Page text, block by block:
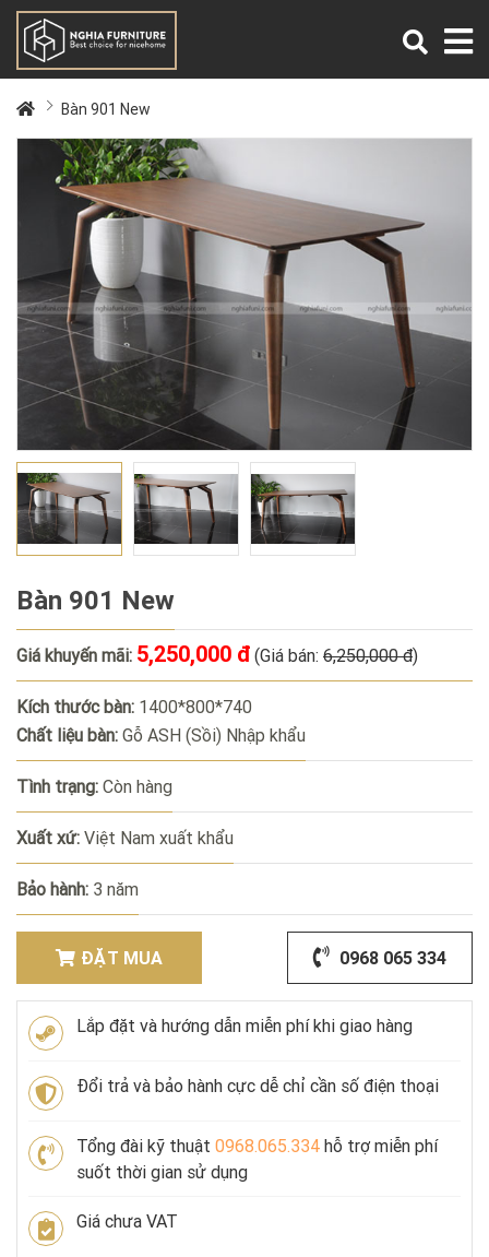
Bàn 901 New
Bàn 901 New
Giá khuyến mãi: 5,250,000 đ (Giá bán: 6,250,000 đ)
Kích thước bàn: 1400*800*740
Chất liệu bàn: Gỗ ASH (Sồi) Nhập khẩu
Tình trạng: Còn hàng
Xuất xứ: Việt Nam xuất khẩu
Bảo hành: 3 năm
ĐẶT MUA 0968 065 334
Lắp đặt và hướng dẫn miễn phí khi giao hàng
Đổi trả và bảo hành cực dễ chỉ cần số điện thoại
Tổng đài kỹ thuật 0968.065.334 hỗ trợ miễn phí
suốt thời gian sử dụng
Giá chưa VAT